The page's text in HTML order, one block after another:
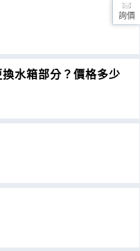
水箱部分？價格多少
詢價